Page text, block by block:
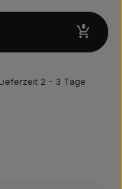
2 - 3 Tage